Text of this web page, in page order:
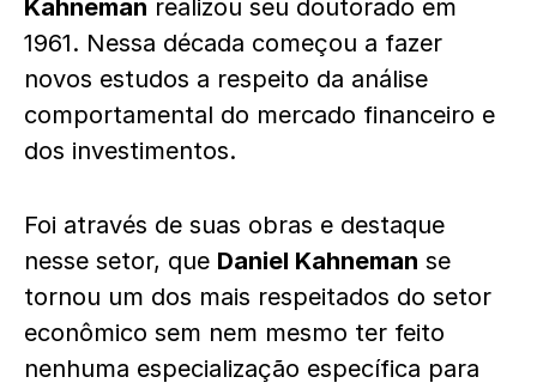
Kahneman realizou seu doutorado em
1961. Nessa década começou a fazer
novos estudos a respeito da análise
comportamental do mercado financeiro e
dos investimentos.
Foi através de suas obras e destaque
nesse setor, que Daniel Kahneman se
tornou um dos mais respeitados do setor
econômico sem nem mesmo ter feito
nenhuma especialização específica para